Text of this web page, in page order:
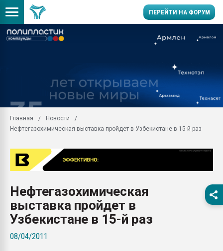
ПЕРЕЙТИ НА ФОРУМ
29.07.2026 ФРП помог
заводу пластмасс"
28.07.2026
28.07.2026
Главная
Новости
Нефтегазохимическая выставка пройдет в Узбекистане в 15-й раз
Нефтегазохимическая
выставка пройдет в
Узбекистане в 15-й раз
08/04/2011